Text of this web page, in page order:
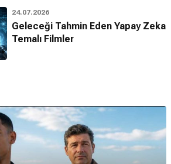
24.07.2026
Geleceği Tahmin Eden Yapay Zeka
Temalı Filmler